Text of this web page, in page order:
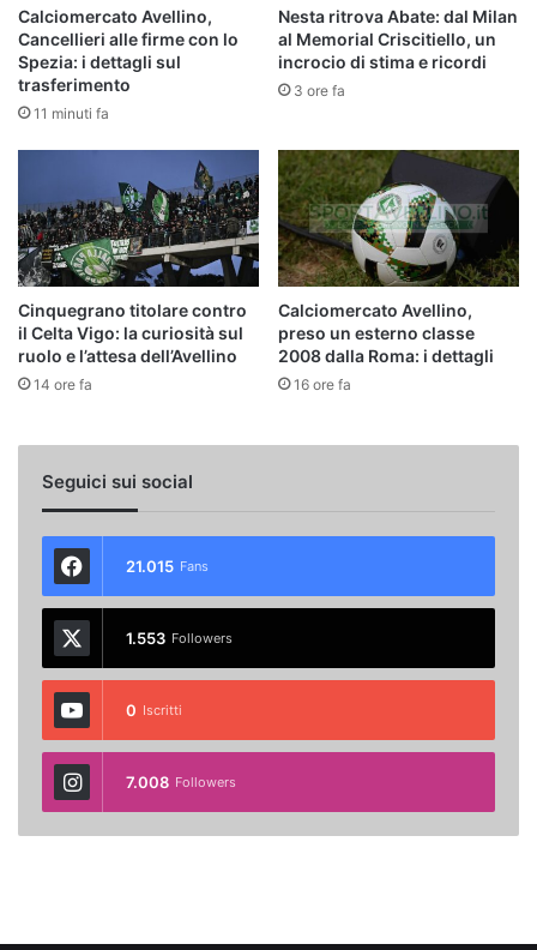
Calciomercato Avellino,
Cancellieri alle firme con lo
Spezia: i dettagli sul
trasferimento
11 minuti fa
Nesta ritrova Abate: dal Milan
al Memorial Criscitiello, un
incrocio di stima e ricordi
3 ore fa
Cinquegrano titolare contro
il Celta Vigo: la curiosità sul
ruolo e l’attesa dell’Avellino
14 ore fa
Calciomercato Avellino,
preso un esterno classe
2008 dalla Roma: i dettagli
16 ore fa
Seguici sui social
21.015 Fans
1.553 Followers
0 Iscritti
7.008 Followers